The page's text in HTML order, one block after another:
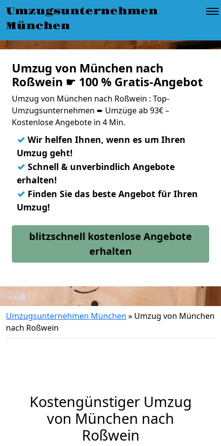
Umzugsunternehmen
München
Umzug von München nach
Roßwein ☛ 100 % Gratis-Angebot
Umzug von München nach Roßwein : Top-
Umzugsunternehmen ➨ Umzüge ab 93€ –
Kostenlose Angebote in 4 Min.
✓ Wir helfen Ihnen, wenn es um Ihren
Umzug geht!
✓ Schnell & unverbindlich Angebote
erhalten!
✓ Finden Sie das beste Angebot für Ihren
Umzug!
blitzschnell kostenlose Angebote
erhalten
Umzugsunternehmen München » Umzug von München
nach Roßwein
Kostengünstiger Umzug
von München nach
Roßwein